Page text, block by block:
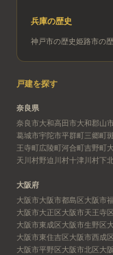
兵庫の歴史
神戸市の歴史姫路市の
戸建を探す
奈良県
奈良市大和高田市大和郡山市
葛城市宇陀市平群町三郷町
王寺町広陵町河合町吉野町
天川村野迫川村十津川村下
大阪府
大阪市大阪市都島区大阪市
大阪市大正区大阪市天王寺区
大阪市東成区大阪市生野区
大阪市東住吉区大阪市西成区
大阪市平野区大阪市北区大